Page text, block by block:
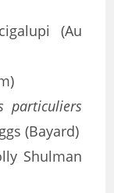
(Au
particuliers
(Bayard)
Shulman